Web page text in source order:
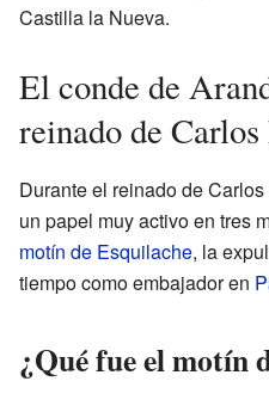
Castilla la Nueva.
El conde de
reinado de
Durante el reinado de
un papel muy activo en tres
motín de Esquilache, la
tiempo como embajador en
¿Qué fue el motín